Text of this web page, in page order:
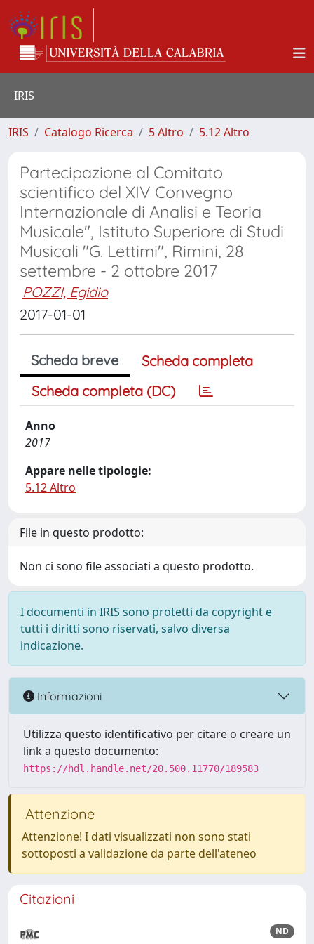
IRIS
IRIS Catalogo Ricerca 5 Altro 5.12 Altro
Partecipazione al Comitato
scientifico del XIV Convegno
Internazionale di Analisi e Teoria
Musicale", Istituto Superiore di Studi
Musicali "G. Lettimi", Rimini, 28
settembre - 2 ottobre 2017
POZZI, Egidio
2017-01-01
Scheda breve
Scheda completa
Scheda completa (DC)
Anno
2017
Appare nelle tipologie:
5.12 Altro
File in questo prodotto:
Non ci sono file associati a questo prodotto.
I documenti in IRIS sono protetti da copyright e
tutti i diritti sono riservati, salvo diversa
indicazione.
Informazioni
Utilizza questo identificativo per citare o creare un
link a questo documento:
https://hdl.handle.net/20.500.11770/189583
Attenzione
Attenzione! I dati visualizzati non sono stati
sottoposti a validazione da parte dell'ateneo
Citazioni
ND